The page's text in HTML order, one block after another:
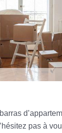
pas à